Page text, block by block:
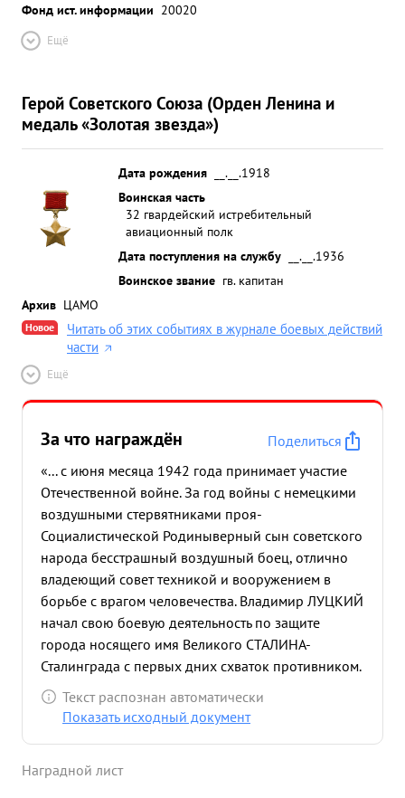
Фонд ист. информации 20020
Ещё
Герой Советского Союза (Орден Ленина и
медаль «Золотая звезда»)
Дата рождения
__.__.1918
Воинская часть
32 гвардейский истребительный
авиационный полк
Дата поступления на службу
__.__.1936
Воинское звание гв. капитан
Архив ЦАМО
Новое
Читать об этих событиях в журнале боевых действий
части
Ещё
За что награждён
Поделиться
«... с июня месяца 1942 года принимает участие
Отечественной войне. За год войны с немецкими
воздушными стервятниками проя-
Социалистической Родиныверный сын советского
народа бесстрашный воздушный боец, отлично
владеющий совет техникой и вооружением в
борьбе с врагом человечества. Владимир ЛУЦКИЙ
начал свою боевую деятельность по защите
города носящего имя Великого СТАЛИНА-
Сталинграда с первых дних схваток противником.
несмотря ревосходство всегда выходил
победителем. 27 июля 1942 это день первого
18-20 Ме-109ф, ни на одно мгневение не
Текст распознан автоматически
Показать исходный документ
Наградной лист